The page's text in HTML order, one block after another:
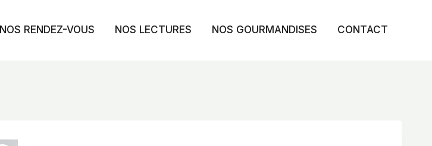
NOS RENDEZ-VOUS NOS LECTURES NOS GOURMANDISES CONTACT